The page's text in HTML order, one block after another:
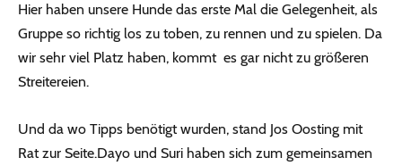
Hier haben unsere Hunde das erste Mal die Gelegenheit, als
Gruppe so richtig los zu toben, zu rennen und zu spielen. Da
wir sehr viel Platz haben, kommt es gar nicht zu größeren
Streitereien.
Und da wo Tipps benötigt wurden, stand Jos Oosting mit
Rat zur Seite.Dayo und Suri haben sich zum gemeinsamen